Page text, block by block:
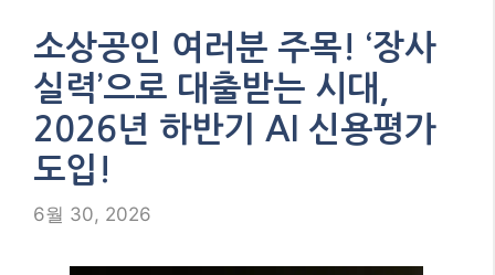
소상공인 여러분 주목! ‘장사
실력’으로 대출받는 시대,
2026년 하반기 AI 신용평가
도입!
6월 30, 2026